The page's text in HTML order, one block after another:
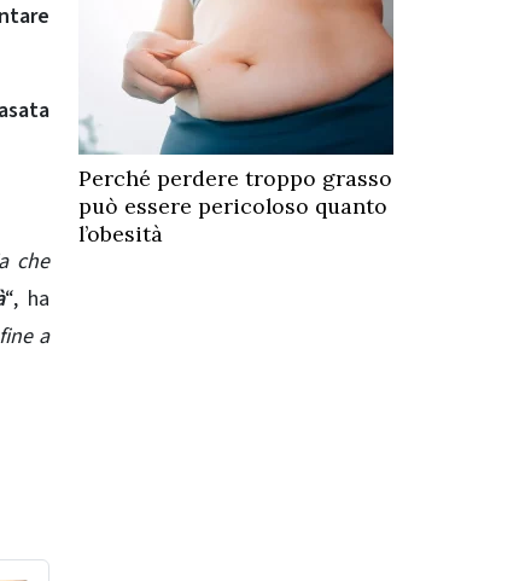
che
“, ha
a
Perché perdere troppo grasso
può essere pericoloso quanto
l’obesità